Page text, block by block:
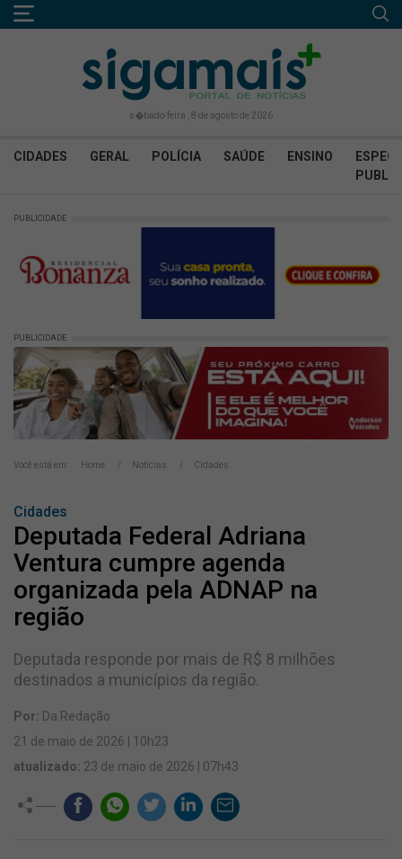
s�bado-feira , 8 de agosto de 2026
CIDADES GERAL POLÍCIA SAÚDE ENSINO
PUBLICIDADE
PUBLICIDADE
Você está em: Home Notícias Cidades
Cidades
Deputada Federal Adriana
Ventura cumpre agenda
organizada pela ADNAP na
região
Deputada responde por mais de R$ 8 milhões
destinados a municípios da região.
Por: Da Redação
21 de maio de 2026 | 10h23
atualizado: 23 de maio de 2026 | 07h43